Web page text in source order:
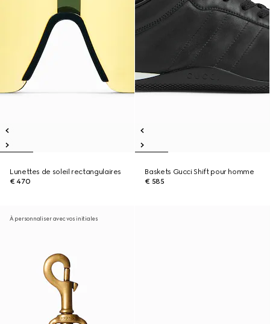
Lunettes de soleil rectangulaires
€ 470
Baskets Gucci Shift pour homme
€ 585
À personnaliser avec vos initiales